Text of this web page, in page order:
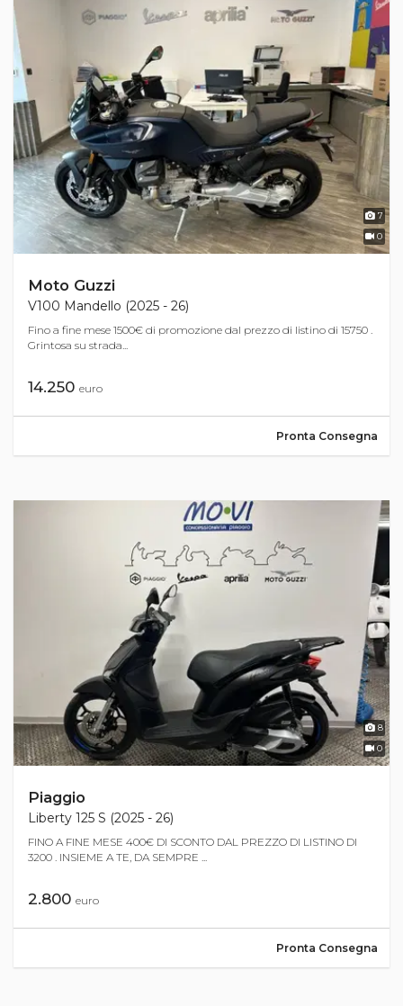
7
0
Moto Guzzi
V100 Mandello (2025 - 26)
Fino a fine mese 1500€ di promozione dal prezzo di listino di 15750 .
Grintosa su strada...
14.250 euro
Pronta Consegna
8
0
Piaggio
Liberty 125 S (2025 - 26)
FINO A FINE MESE 400€ DI SCONTO DAL PREZZO DI LISTINO DI
3200 . INSIEME A TE, DA SEMPRE ...
2.800 euro
Pronta Consegna